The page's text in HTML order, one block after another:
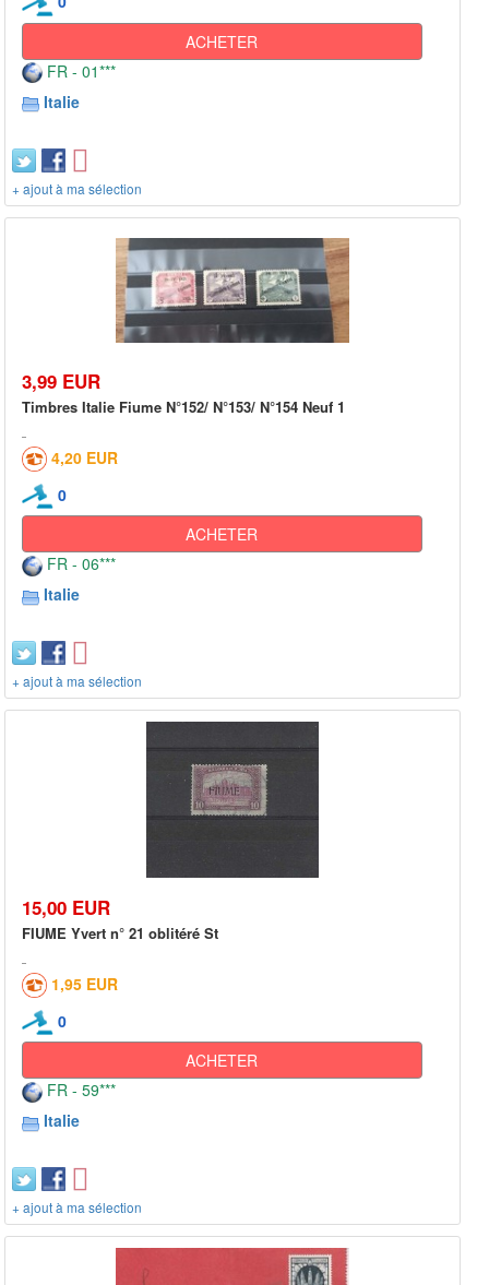
ACHETER
FR - 01***
Italie
+ ajout à ma sélection
3,99 EUR
Timbres Italie Fiume N°152/ N°153/ N°154 Neuf 1
4,20 EUR
0
ACHETER
FR - 06***
Italie
+ ajout à ma sélection
15,00 EUR
FIUME Yvert n° 21 oblitéré St
1,95 EUR
0
ACHETER
FR - 59***
Italie
+ ajout à ma sélection